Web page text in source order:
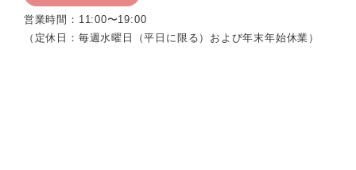
営業時間：11:00〜19:00
（定休日：毎週水曜日（平日に限る）および年末年始休業）